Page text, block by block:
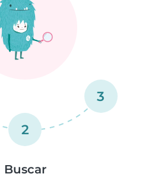
2
3
Buscar